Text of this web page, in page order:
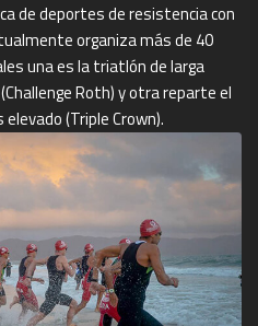
de deportes de resistencia con
organiza más de 40
una es la triatlón de larga
Roth) y otra reparte el
(Triple Crown).